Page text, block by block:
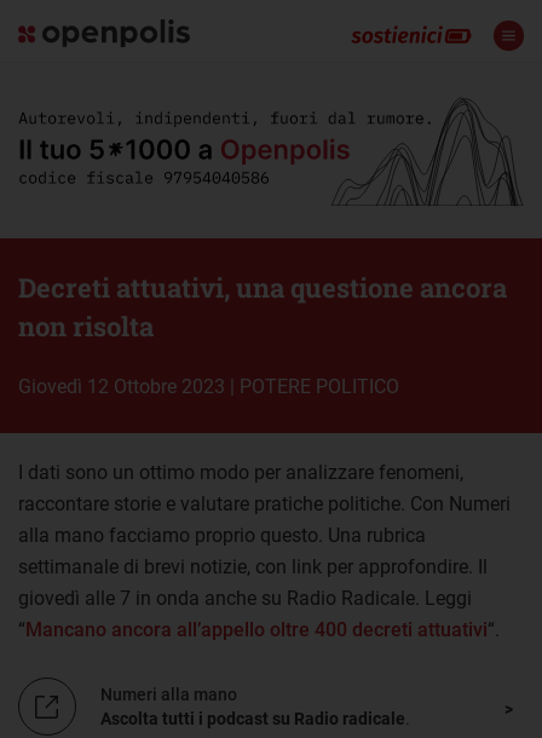
Decreti attuativi, una questione ancora
non risolta
giovedì 12 Ottobre 2023 | POTERE POLITICO
I dati sono un ottimo modo per analizzare fenomeni,
raccontare storie e valutare pratiche politiche. Con Numeri
alla mano facciamo proprio questo. Una rubrica
settimanale di brevi notizie, con link per approfondire. Il
giovedì alle 7 in onda anche su Radio Radicale. Leggi
“Mancano ancora all’appello oltre 400 decreti attuativi“.
Numeri alla mano
Ascolta tutti i podcast su Radio radicale